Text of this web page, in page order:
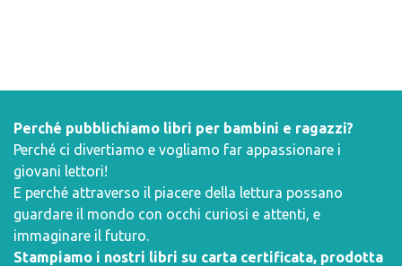
Perché pubblichiamo libri per bambini e ragazzi?
Perché ci divertiamo e vogliamo far appassionare i
giovani lettori!
E perché attraverso il piacere della lettura possano
guardare il mondo con occhi curiosi e attenti, e
immaginare il futuro.
Stampiamo i nostri libri su carta certificata, prodotta